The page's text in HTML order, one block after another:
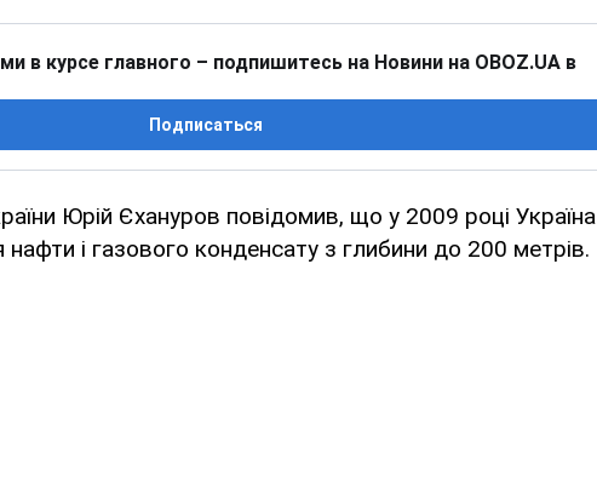
в курсе главного – подпишитесь на Новини на OBOZ.UA в
Подписаться
Юрій Єхануров повідомив, що у 2009 році Україна
і газового конденсату з глибини до 200 метрів.